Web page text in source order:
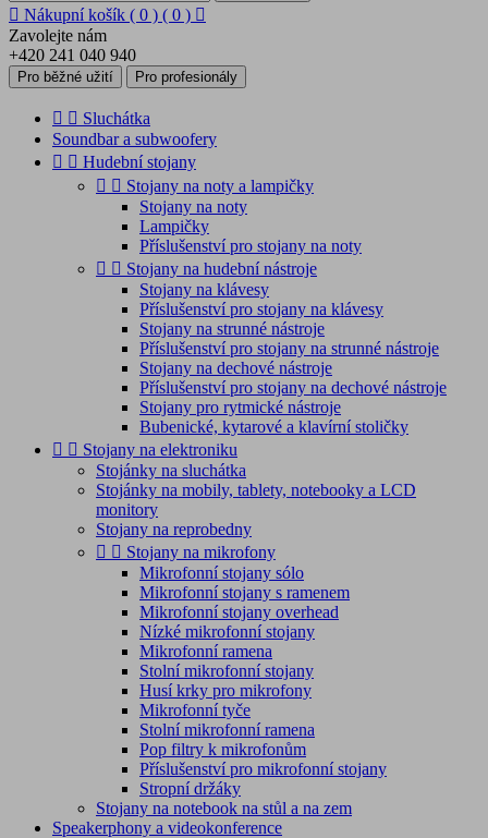
 Nákupní košík ( 0 ) ( 0 ) 
Zavolejte nám
+420 241 040 940
Pro běžné užití Pro profesionály
  Sluchátka
Soundbar a subwoofery
  Hudební stojany
  Stojany na noty a lampičky
Stojany na noty
Lampičky
Příslušenství pro stojany na noty
  Stojany na hudební nástroje
Stojany na klávesy
Příslušenství pro stojany na klávesy
Stojany na strunné nástroje
Příslušenství pro stojany na strunné nástroje
Stojany na dechové nástroje
Příslušenství pro stojany na dechové nástroje
Stojany pro rytmické nástroje
Bubenické, kytarové a klavírní stoličky
  Stojany na elektroniku
Stojánky na sluchátka
Stojánky na mobily, tablety, notebooky a LCD
monitory
Stojany na reprobedny
  Stojany na mikrofony
Mikrofonní stojany sólo
Mikrofonní stojany s ramenem
Mikrofonní stojany overhead
Nízké mikrofonní stojany
Mikrofonní ramena
Stolní mikrofonní stojany
Husí krky pro mikrofony
Mikrofonní tyče
Stolní mikrofonní ramena
Pop filtry k mikrofonům
Příslušenství pro mikrofonní stojany
Stropní držáky
Stojany na notebook na stůl a na zem
Speakerphony a videokonference